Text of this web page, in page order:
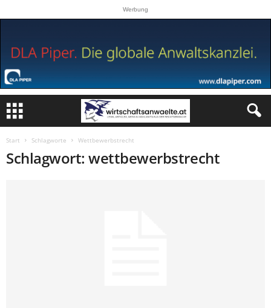
Werbung
Start Schlagworte Wettbewerbstrecht
Schlagwort: wettbewerbstrecht